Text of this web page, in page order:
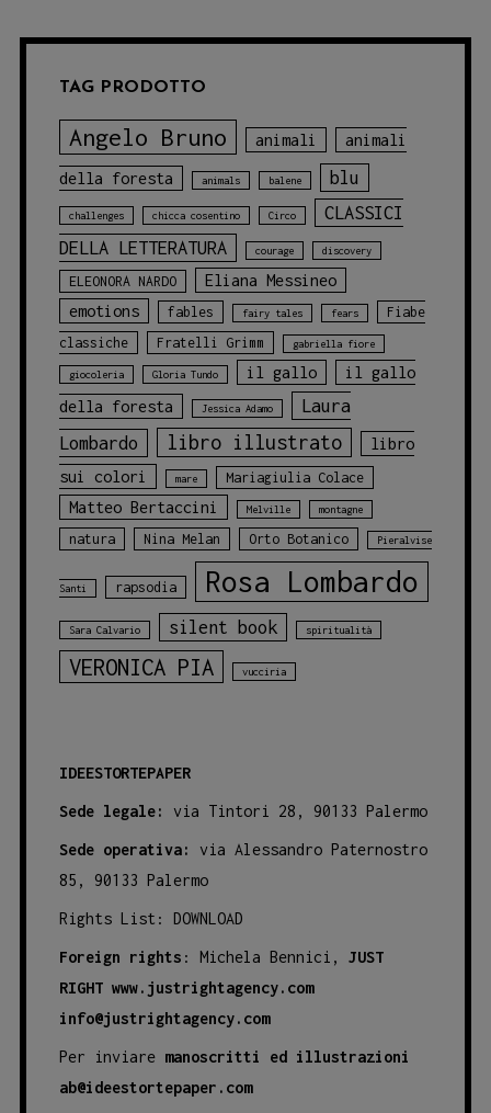
TAG PRODOTTO
Angelo Bruno animali animali
della foresta animals balene blu
challenges chicca cosentino Circo
CLASSICI
DELLA LETTERATURA
courage discovery
ELEONORA NARDO
Eliana Messineo
emotions
fables fairy tales fears
Fiabe
classiche
Fratelli Grimm gabriella fiore
giocoleria Gloria Tundo il gallo
il gallo
della foresta
Jessica Adamo
Laura
Lombardo
libro illustrato
libro
sui colori
mare Mariagiulia Colace
Matteo Bertaccini Melville montagne
natura Nina Melan Orto Botanico Pieralvise
Santi rapsodia Rosa Lombardo
Sara Calvario silent book spiritualità
VERONICA PIA vucciria
IDEESTORTEPAPER
Sede legale: via Tintori 28, 90133 Palermo
Sede operativa:
via Alessandro Paternostro
85, 90133 Palermo
Rights List: DOWNLOAD
Foreign rights : Michela Bennici, JUST
RIGHT www.justrightagency.com
info@justrightagency.com
Per inviare manoscritti ed illustrazioni
ab@ideestortepaper.com